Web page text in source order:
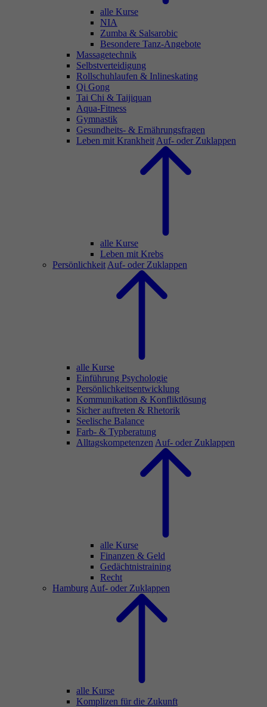
alle Kurse
NIA
Zumba & Salsarobic
Besondere Tanz-Angebote
Massagetechnik
Selbstverteidigung
Rollschuhlaufen & Inlineskating
Qi Gong
Tai Chi & Taijiquan
Aqua-Fitness
Gymnastik
Gesundheits- & Ernährungsfragen
Leben mit Krankheit Auf- oder Zuklappen
alle Kurse
Leben mit Krebs
Persönlichkeit Auf- oder Zuklappen
alle Kurse
Einführung Psychologie
Persönlichkeitsentwicklung
Kommunikation & Konfliktlösung
Sicher auftreten & Rhetorik
Seelische Balance
Farb- & Typberatung
Alltagskompetenzen Auf- oder Zuklappen
alle Kurse
Finanzen & Geld
Gedächtnistraining
Recht
Hamburg Auf- oder Zuklappen
alle Kurse
Komplizen für die Zukunft